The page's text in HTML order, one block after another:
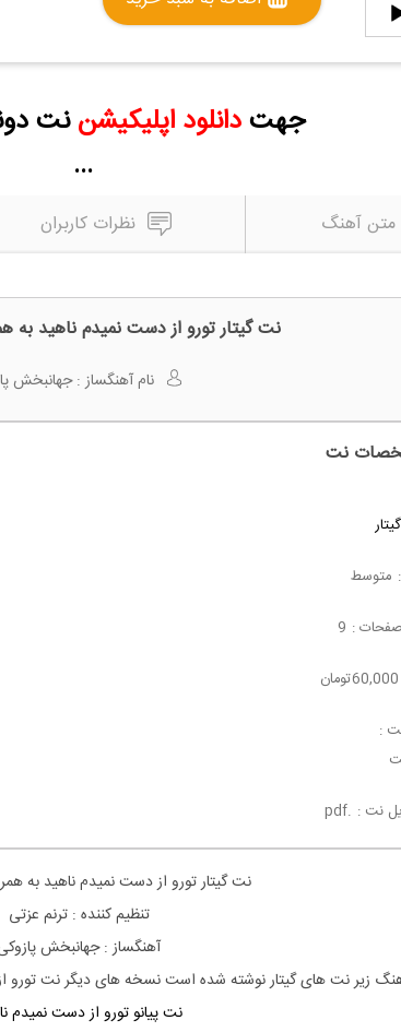
جهتدانلود اپلیکیشننت
...
متن آهنگ نظرات کاربران
نت گیتار تورو از دست نمیدم ناهید به
نام آهنگساز :جهانبخش
نت
گیتار
متوسط
صفحات : 9
60,000تومان
:
نت : .pdf
نت گیتار تورو از دست نمیدم ناهید به
تنظیم کننده : ترنم عزتی
آهنگساز : جهانبخش
زیر نت های گیتار نوشته شده است نسخه های دیگر نتتورو
نت پیانو تورو از دست نمیدم